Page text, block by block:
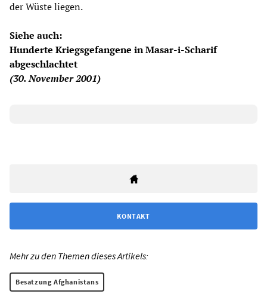
der Wüste liegen.
Siehe auch:
Hunderte Kriegsgefangene in Masar-i-Scharif
abgeschlachtet
(30. November 2001)
KONTAKT
Mehr zu den Themen dieses Artikels:
Besatzung Afghanistans